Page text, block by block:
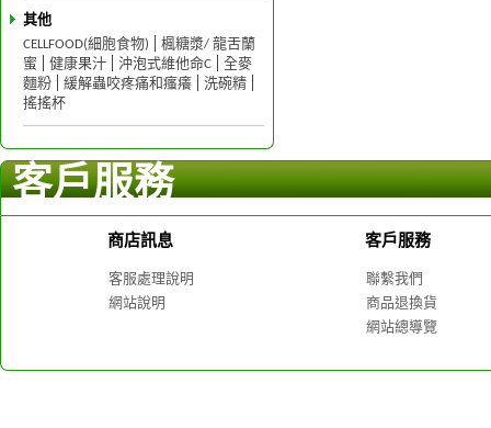
其他
CELLFOOD(細胞食物)
楓糖漿/ 龍舌蘭
蜜
健康果汁 沖泡式維他命C
全麥
麵粉
緩解蟲咬疼痛和瘙癢
洗碗精
搖搖杯
客戶服務
商店訊息
客服處理說明
網站說明
客戶服務
聯繫我們
商品退換貨
網站總導覽